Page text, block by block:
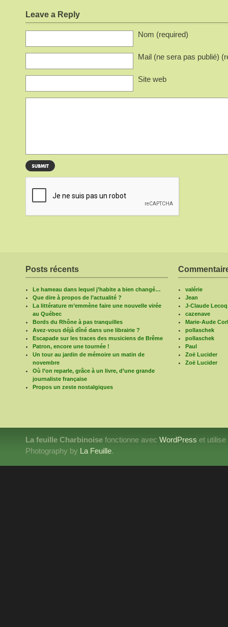
Leave a Reply
Nom (required)
Mail (ne sera pas publié)
Site web
Posts récents
Le hameau dans lequel j’habite a bien changé…
Que dire à propos de l’actualité ?
La littérature m’emmène faire une nouvelle virée
au Québec
Bords du Rhône à pas tranquilles
Avez-vous déjà dîné dans une librairie ?
Escapade sur les traces des musiciens de Brême
Patron, encore une tournée !
Un tour au jardin de mémoire un matin de
novembre
Où l’on reparle, grâce à un livre, d’une grande
journaliste française
Propos un zeste nostalgiques
valérie
Jean
J-Claude Lecoq
cazenave
Marie-Aude
pollaschek
pollaschek
Paul
Zoë Lucider
Zoë Lucider
La feuille Charbinoise fonctionne avec WordPress et
Photography by La Feuille.